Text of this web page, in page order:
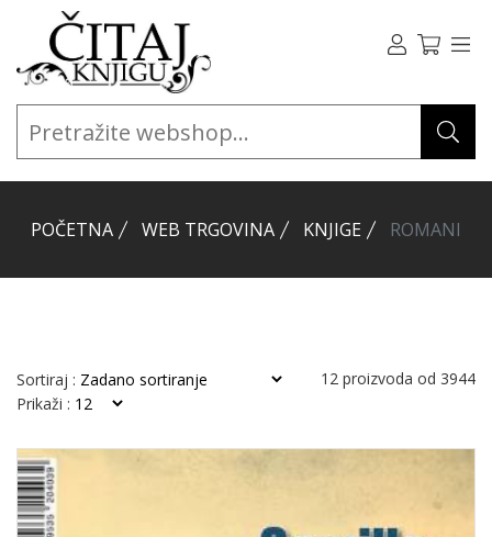
POČETNA WEB TRGOVINA KNJIGE ROMANI
Sortiraj : 12 proizvoda od 3944
Prikaži :